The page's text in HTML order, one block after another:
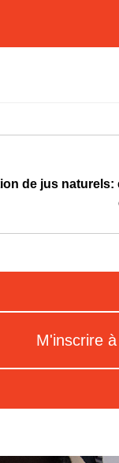
de jus naturels:
M'inscrire